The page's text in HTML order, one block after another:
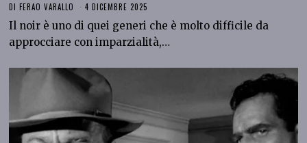
DIFERAO VARALLO 4 DICEMBRE 2025
Il noir è uno di quei generi che è molto difficile da
approcciare con imparzialità,…